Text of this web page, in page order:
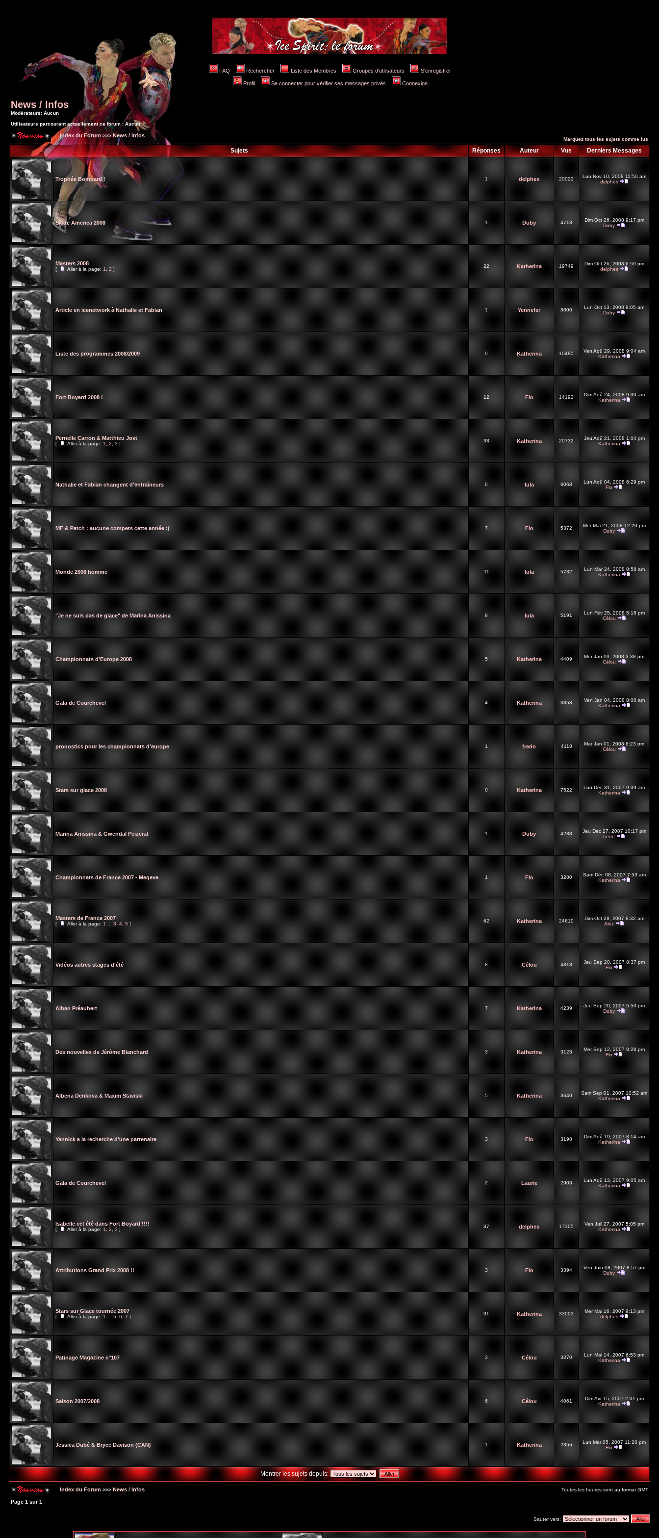
FAQ Rechercher Liste des Membres Groupes d'utilisateurs S'enregistrer
Profil Se connecter pour vérifier ses messages privés Connexion
News / Infos
Modérateurs: Aucun
Utilisateurs parcourant actuellement ce forum : Aucun
Index du Forum >>>News / Infos
Marquez tous les sujets comme lus
Sujets Réponses Auteur Vus Derniers Messages
Trophée Bompard ! 1 delphes 20022
Lun Nov 10, 2008 11:50 am
delphes
Skate America 2008 1 Duby 4718
Dim Oct 26, 2008 9:17 pm
Duby
Masters 2008
[ Aller à la page:1,2]
22 Katherina 19749
Dim Oct 26, 2008 6:59 pm
delphes
Article en icenetwork à Nathalie et Fabian 1 Yennefer 8800
Lun Oct 13, 2008 9:05 am
Duby
Liste des programmes 2008/2009 0 Katherina 10485
Ven Aoû 29, 2008 9:04 am
Katherina
Fort Boyard 2008 ! 12 Flo 14192
Dim Aoû 24, 2008 9:30 am
Katherina
Pernelle Carron & Matthieu Jost
[ Aller à la page:1,2,3]
38 Katherina 20732
Jeu Aoû 21, 2008 1:04 pm
Katherina
Nathalie et Fabian changent d'entraîneurs 6 lula 6068
Lun Aoû 04, 2008 6:29 pm
Flo
MF & Patch : aucune compets cette année :( 7 Flo 5372
Mer Mai 21, 2008 12:20 pm
Duby
Monde 2008 homme 11 lula 5732
Lun Mar 24, 2008 8:58 am
Katherina
"Je ne suis pas de glace" de Marina Anissina 8 lula 5191
Lun Fév 25, 2008 5:18 pm
Célou
Championnats d'Europe 2008 5 Katherina 4409
Mer Jan 09, 2008 3:38 pm
Célou
Gala de Courchevel 4 Katherina 3853
Ven Jan 04, 2008 8:00 am
Katherina
pronostics pour les championnats d'europe 1 fredo 4118
Mar Jan 01, 2008 6:23 pm
Célou
Stars sur glace 2008 0 Katherina 7522
Lun Déc 31, 2007 9:39 am
Katherina
Marina Anissina & Gwendal Peizerat 1 Duby 4238
Jeu Déc 27, 2007 10:17 pm
fredo
Championnats de France 2007 - Megeve 1 Flo 3280
Sam Déc 08, 2007 7:53 am
Katherina
Masters de France 2007
[ Aller à la page:1...3,4,5]
62 Katherina 24610
Dim Oct 28, 2007 8:32 am
Alex
Vidéos autres stages d'été 8 Célou 4813
Jeu Sep 20, 2007 8:37 pm
Flo
Alban Préaubert 7 Katherina 4239
Jeu Sep 20, 2007 5:50 pm
Duby
Des nouvelles de Jérôme Blanchard 3 Katherina 3123
Mer Sep 12, 2007 8:28 pm
Flo
Albena Denkova & Maxim Staviski 5 Katherina 3640
Sam Sep 01, 2007 10:52 am
Katherina
Yannick a la recherche d'une partenaire 3 Flo 3198
Dim Aoû 19, 2007 8:14 am
Katherina
Gala de Courchevel 2 Laurie 2903
Lun Aoû 13, 2007 9:05 am
Katherina
Isabelle cet été dans Fort Boyard !!!!
[ Aller à la page:1,2,3]
37 delphes 17305
Ven Juil 27, 2007 5:05 pm
Katherina
Attributions Grand Prix 2008 !! 3 Flo 3394
Ven Juin 08, 2007 8:57 pm
Duby
Stars sur Glace tournée 2007
[ Aller à la page:1...5,6,7]
91 Katherina 33003
Mer Mai 16, 2007 9:13 pm
delphes
Patinage Magazine n°107 3 Célou 3270
Lun Mai 14, 2007 6:53 pm
Katherina
Saison 2007/2008 6 Célou 4061
Dim Avr 15, 2007 2:01 pm
Katherina
Jessica Dubé & Bryce Davison (CAN) 1 Katherina 2356
Lun Mar 05, 2007 11:20 pm
Flo
Montrer les sujets depuis:
Index du Forum >>> News / Infos Toutes les heures sont au format GMT
Page 1 sur1
Sauter vers: